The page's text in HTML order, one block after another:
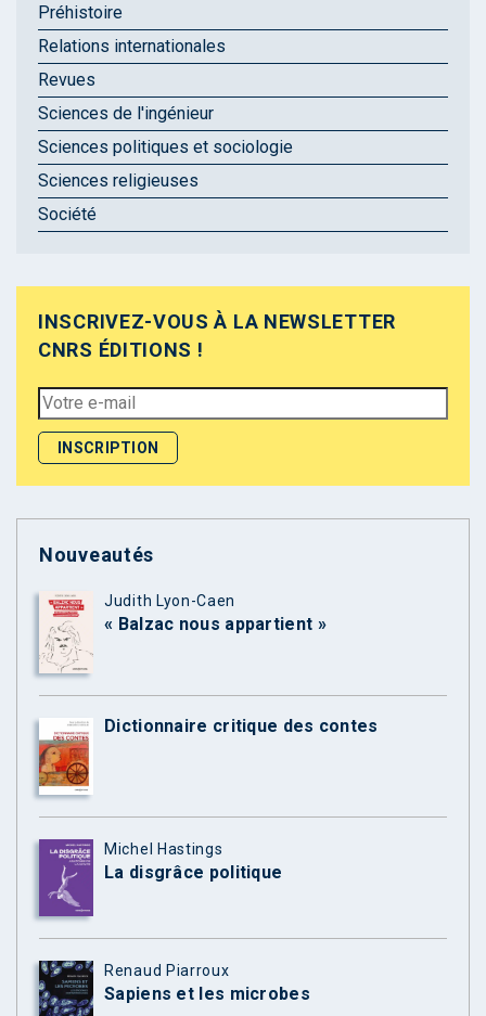
Préhistoire
Relations internationales
Revues
Sciences de l'ingénieur
Sciences politiques et sociologie
Sciences religieuses
Société
INSCRIVEZ-VOUS À LA NEWSLETTER
CNRS ÉDITIONS !
Nouveautés
Judith Lyon-Caen
« Balzac nous appartient »
Dictionnaire critique des contes
Michel Hastings
La disgrâce politique
Renaud Piarroux
Sapiens et les microbes